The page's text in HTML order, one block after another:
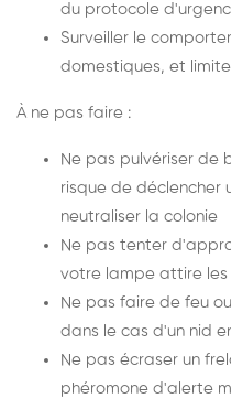
du protocole
Surveiller le
domestiques, et
À ne pas faire :
Ne pas pulvériser de
risque de déclencher
neutraliser la colonie
Ne pas tenter
votre lampe attire les
Ne pas faire de feu
dans le cas d'un nid
Ne pas écraser un
phéromone d'alerte